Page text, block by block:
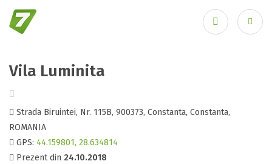
Vila Luminita
Strada Biruintei, Nr. 115B, 900373, Constanta, Constanta,
ROMANIA
GPS: 44.159801, 28.634814
Prezent din 24.10.2018